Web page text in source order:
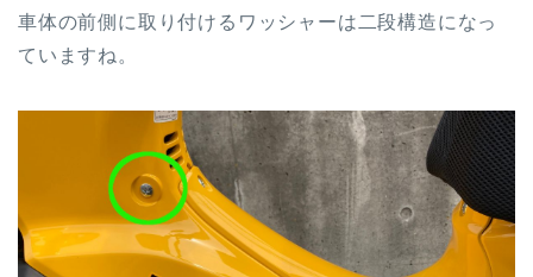
車体の前側に取り付けるワッシャーは二段構造になっ
ていますね。